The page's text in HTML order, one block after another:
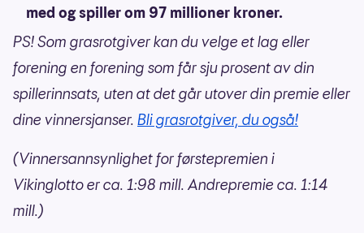
med og spiller om 97 millioner kroner.
PS! Som grasrotgiver kan du velge et lag eller
forening en forening som får sju prosent av din
spillerinnsats, uten at det går utover din premie eller
dine vinnersjanser. Bli grasrotgiver, du også!
(Vinnersannsynlighet for førstepremien i
Vikinglotto er ca. 1:98 mill. Andrepremie ca. 1:14
mill.)